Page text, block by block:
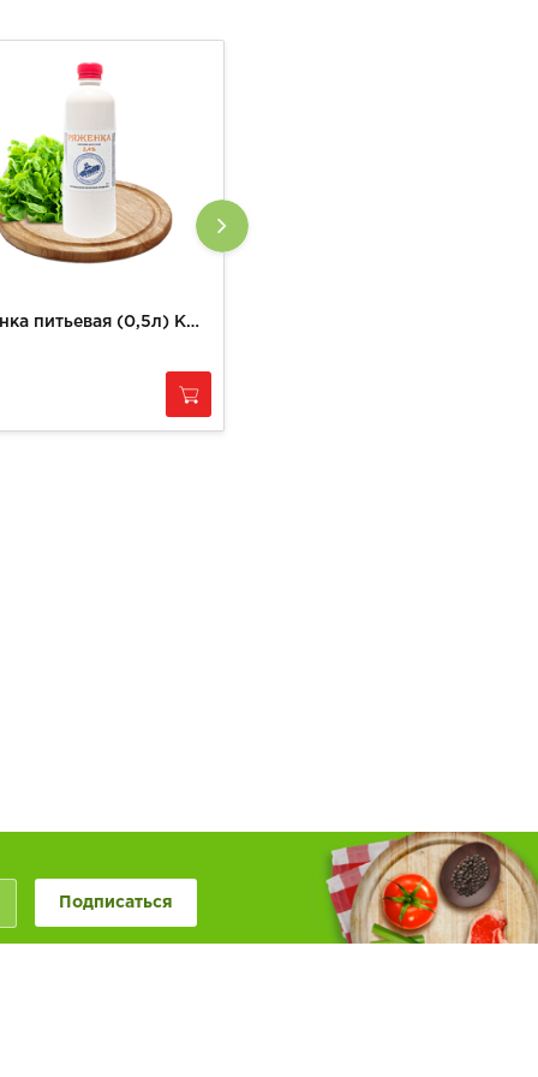
Ряженка питьевая (0,5л) КФХ РУЗАНОВ
Подписаться